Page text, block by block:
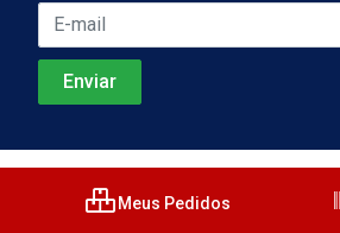
Meus Pedidos